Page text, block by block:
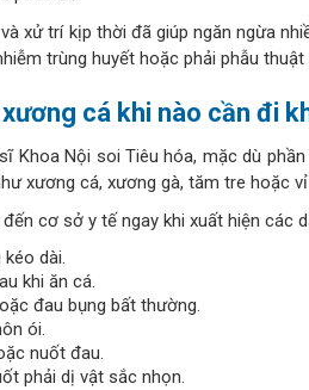
xử trí kịp thời đã giúp ngăn ngừa
trùng huyết hoặc phải phẫu thuật
cá khi nào cần đi
Khoa Nội soi Tiêu hóa, mặc dù
xương cá, xương gà, tăm tre hoặc
cơ sở y tế ngay khi xuất hiện các
dài.
khi ăn cá.
đau bụng bất thường.
ói.
nuốt đau.
phải dị vật sắc nhọn.